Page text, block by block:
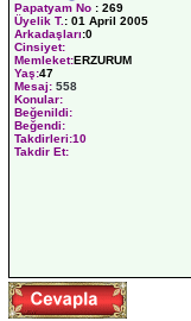
Papatyam No : 269
Üyelik T.: 01 April 2005
Arkadaşları:0
Cinsiyet:
Memleket:ERZURUM
Yaş:47
Mesaj: 558
Konular:
Beğenildi:
Beğendi:
Takdirleri:10
Takdir Et: